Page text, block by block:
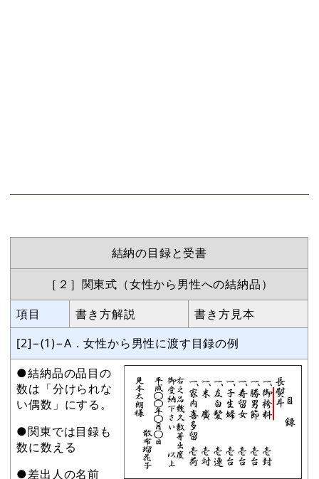
結納の目録と受書
［２］関東式（女性から男性への結納品）
項目
書き方解説
書き方見本
[2]−(1)−A．女性から男性に渡す目録の例
●結納品の品目の
数は「分けられな
い偶数」にする。
●関東では目録も
数に数える
●差出人の名前